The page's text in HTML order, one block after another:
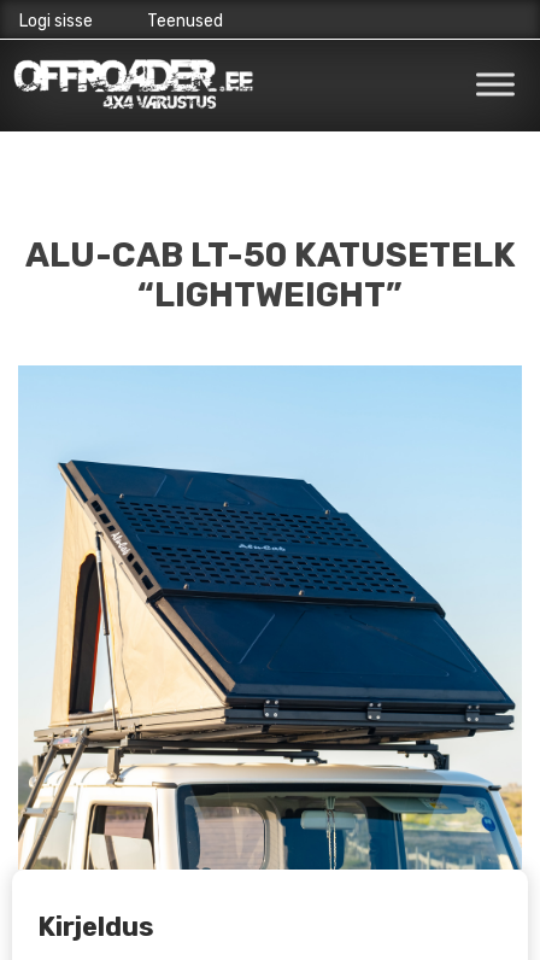
to
Logi sisse Teenused
ALU-CAB LT-50 KATUSETELK
“LIGHTWEIGHT”
Kirjeldus